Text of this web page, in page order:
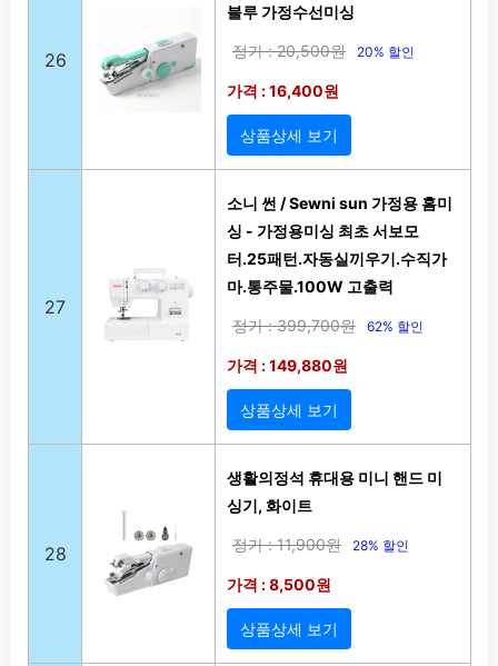
26
블루 가정수선미싱
정가 : 20,500원 20% 할인
가격 : 16,400원
상품상세 보기
27
소니 썬 / Sewni sun 가정용 홈미
싱 - 가정용미싱 최초 서보모
터.25패턴.자동실끼우기.수직가
마.통주물.100W 고출력
정가 : 399,700원 62% 할인
가격 : 149,880원
상품상세 보기
28
생활의정석 휴대용 미니 핸드 미
싱기, 화이트
정가 : 11,900원 28% 할인
가격 : 8,500원
상품상세 보기